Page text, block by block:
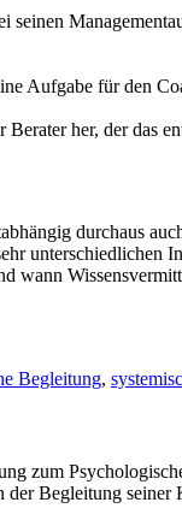
Aufgabe für den
her, der das
durchaus
unterschiedlichen
wann
Begleitung,
zum
Begleitung